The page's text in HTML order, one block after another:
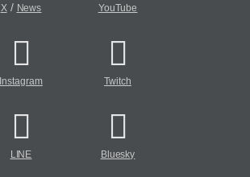
X/ News YouTube
Instagram Twitch
LINE Bluesky